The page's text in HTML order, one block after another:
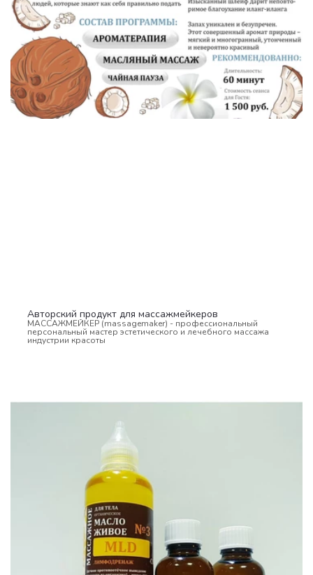
Авторский продукт для массажмейкеров
МАССАЖМЕЙКЕР (massagemaker) - профессиональный
персональный мастер эстетического и лечебного массажа
индустрии красоты